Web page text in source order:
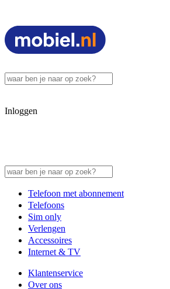
Inloggen
Telefoon met abonnement
Telefoons
Sim only
Verlengen
Accessoires
Internet & TV
Klantenservice
Over ons